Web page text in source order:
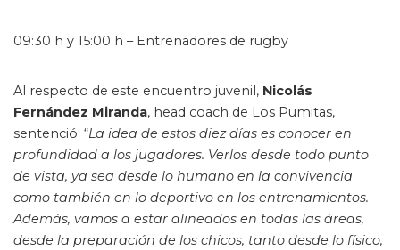
09:30 h y 15:00 h – Entrenadores de rugby
Al respecto de este encuentro juvenil, Nicolás
Fernández Miranda, head coach de Los Pumitas,
sentenció: “La idea de estos diez días es conocer en
profundidad a los jugadores. Verlos desde todo punto
de vista, ya sea desde lo humano en la convivencia
como también en lo deportivo en los entrenamientos.
Además, vamos a estar alineados en todas las áreas,
desde la preparación de los chicos, tanto desde lo físico,